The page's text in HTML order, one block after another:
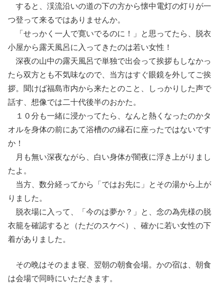
すると、渓流沿いの道の下の方から懐中電灯の灯りが一
つ登って来るではありませんか。
「せっかく一人で寛いでるのに！」と思ってたら、脱衣
小屋から露天風呂に入ってきたのは若い女性！
深夜の山中の露天風呂で単独で出会って挨拶もしなかっ
たら双方とも不気味なので、当方はすぐ眼鏡を外してご挨
拶。聞けば福島市内から来たとのこと、しっかりした声で
話す、想像では二十代後半のおかた。
１０分も一緒に浸かってたら、なんと熱くなったのかタ
オルを身体の前にあて浴槽のの縁石に座ったではないです
か！
月も無い深夜ながら、白い身体が闇夜に浮き上がりまし
たよ。
当方、数分経ってから「ではお先に」とその湯から上が
りました。
脱衣場に入って、「今のは夢か？」と、念の為先様の脱
衣籠を確認すると（ただのスケベ）、確かに若い女性の下
着がありました。
その晩はそのまま寝、翌朝の朝食会場。かの宿は、朝食
は会場で同時にいただきます。